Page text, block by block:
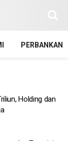
PERBANKAN
Holding dan